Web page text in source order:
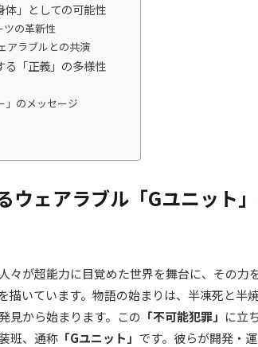
体」としての可能性
ツの革新性
アラブルとの共演
る「正義」の多様性
」のメッセージ
ウェアラブル「Gユニット
々が超能力に目覚めた世界を舞台に、その力
描いています。物語の始まりは、半凍死と半
見から始まります。この 「不可能犯罪」 に立
班、通称 「Gユニット」 です。彼らが開発・